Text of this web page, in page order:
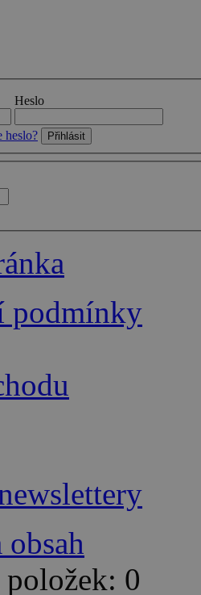
Heslo
heslo?
podmínky
0